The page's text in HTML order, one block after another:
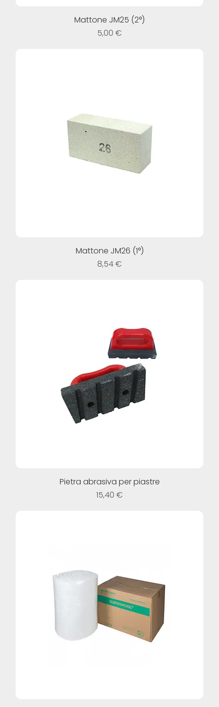
Mattone JM25 (2°)
Prezzo
5,00 €
Mattone JM26 (1°)
Prezzo
8,54 €
Pietra abrasiva per piastre
Prezzo
15,40 €